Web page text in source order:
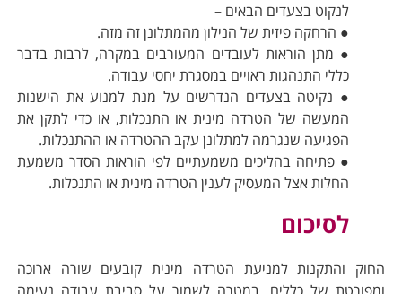
לנקוט בצעדים הבאים –
● הרחקה פיזית של הנילון מהמתלונן זה מזה.
● מתן הוראות לעובדים המעורבים במקרה, לרבות בדבר
כללי התנהגות ראויים במסגרת יחסי עבודה.
● נקיטה בצעדים הנדרשים על מנת למנוע את הישנות
המעשה של הטרדה מינית או התנכלות, או כדי לתקן את
הפגיעה שנגרמה למתלונן עקב ההטרדה או ההתנכלות.
● פתיחה בהליכים משמעתיים לפי הוראות הסדר משמעת
החלות אצל המעסיק לענין הטרדה מינית או התנכלות.
לסיכום
החוק והתקנות למניעת הטרדה מינית קובעים שורה ארוכה